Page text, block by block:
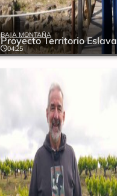
BAJA MONTAÑA
Proyecto Territorio Eslava
04:25